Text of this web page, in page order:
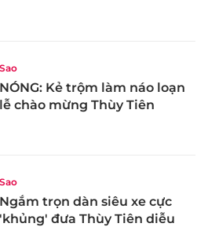
Sao
NÓNG: Kẻ trộm làm náo loạn
lễ chào mừng Thùy Tiên
Sao
Ngắm trọn dàn siêu xe cực
'khủng' đưa Thùy Tiên diễu